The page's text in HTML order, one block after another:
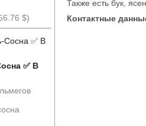
$)
✅ В
Также есть бук,
Контактные